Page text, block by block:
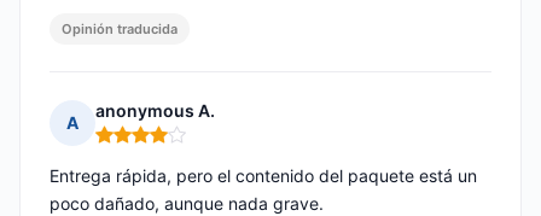
Opinión traducida
A
anonymous A.
Nota: 4 de 5
Entrega rápida, pero el contenido del paquete está un
poco dañado, aunque nada grave.